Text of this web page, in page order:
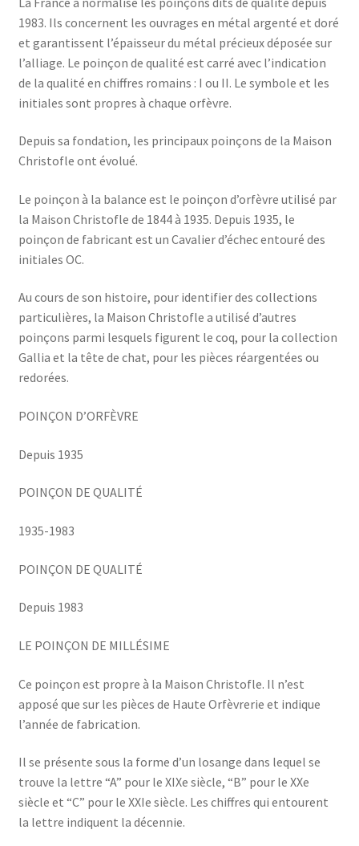
1983. Ils concernent les ouvrages en métal argenté et doré
et garantissent l’épaisseur du métal précieux déposée sur
l’alliage. Le poinçon de qualité est carré avec l’indication
de la qualité en chiffres romains : I ou II. Le symbole et les
initiales sont propres à chaque orfèvre.
Depuis sa fondation, les principaux poinçons de la Maison
Christofle ont évolué.
Le poinçon à la balance est le poinçon d’orfèvre utilisé par
la Maison Christofle de 1844 à 1935. Depuis 1935, le
poinçon de fabricant est un Cavalier d’échec entouré des
initiales OC.
Au cours de son histoire, pour identifier des collections
particulières, la Maison Christofle a utilisé d’autres
poinçons parmi lesquels figurent le coq, pour la collection
Gallia et la tête de chat, pour les pièces réargentées ou
redorées.
POINÇON D’ORFÈVRE
Depuis 1935
POINÇON DE QUALITÉ
1935-1983
POINÇON DE QUALITÉ
Depuis 1983
LE POINÇON DE MILLÉSIME
Ce poinçon est propre à la Maison Christofle. Il n’est
apposé que sur les pièces de Haute Orfèvrerie et indique
l’année de fabrication.
Il se présente sous la forme d’un losange dans lequel se
trouve la lettre “A” pour le XIXe siècle, “B” pour le XXe
siècle et “C” pour le XXIe siècle. Les chiffres qui entourent
la lettre indiquent la décennie.